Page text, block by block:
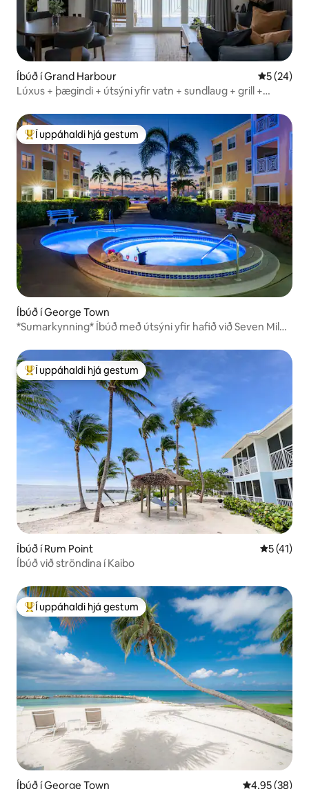
Íbúð í Grand Harbour 5 af 5 í
5 (24)
Lúxus + þægindi + útsýni yfir vatn + sundlaug + grill +
Í mestu uppáhaldi hjá gestum
Í uppáhaldi hjá gestum
Íbúð í George Town
*Sumarkynning* Íbúð með útsýni yfir hafið við Seven Mile
Í mestu uppáhaldi hjá gestum
Í uppáhaldi hjá gestum
Íbúð í Rum Point 5 af 5 í
5 (41)
Íbúð við ströndina í Kaibo
Í mestu uppáhaldi hjá gestum
Í uppáhaldi hjá gestum
Íbúð í George Town 4,95 af 5 í
4,95 (38)